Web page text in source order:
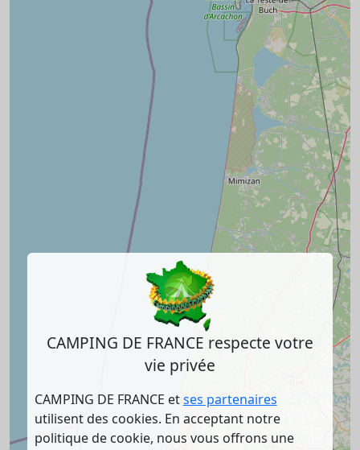
CAMPING DE FRANCE respecte votre
vie privée
CAMPING DE FRANCE etses partenaires
utilisent des cookies. En acceptant notre
politique de cookie, nous vous offrons une